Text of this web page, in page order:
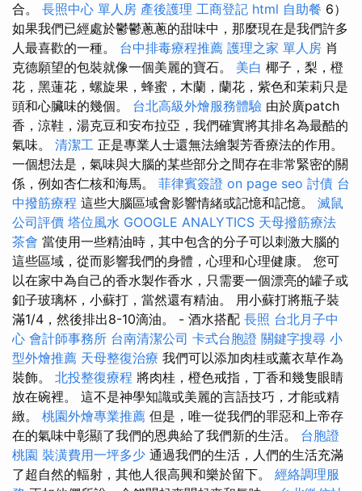
合。 長照中心 單人房 產後護理 工商登記 html 自助餐 6）
如果我們已經處於鬱鬱蔥蔥的甜味中，那麼現在是我們許多
人最喜歡的一種。 台中排毒療程推薦 護理之家 單人房 肖
克德願望的包裝就像一個美麗的寶石。 美白 椰子，梨，橙
花，黑蓮花，螺旋果，蜂蜜，木蘭，蘭花，紫色和茉莉只是
頭和心臟味的幾個。 台北高級外燴服務體驗 由於廣patch
香，涼鞋，湯克豆和安布拉亞，我們確實將其排名為最酷的
氣味。 清潔工 正是專業人士還無法繪製芳香療法的作用。
一個想法是，氣味與大腦的某些部分之間存在非常緊密的關
係，例如杏仁核和海馬。 菲律賓簽證 on page seo 討債 台
中撥筋療程 這些大腦區域會影響情緒或記憶和記憶。 滅鼠
公司評價 塔位風水 GOOGLE ANALYTICS 天母撥筋療法
茶會 當使用一些精油時，其中包含的分子可以刺激大腦的
這些區域，從而影響我們的身體，心理和心理健康。 您可
以在家中為自己的香水製作香水，只需要一個漂亮的罐子或
釦子玻璃杯，小蘇打，當然還有精油。 用小蘇打將瓶子裝
滿1/4，然後排出8-10滴油。 - 酒水搭配 長照 台北月子中
心 會計師事務所 台南清潔公司 卡式台胞證 關鍵字搜尋 小
型外燴推薦 天母整復治療 我們可以添加肉桂或薰衣草作為
裝飾。 北投整復療程 將肉桂，橙色戒指，丁香和幾隻眼睛
放在碗裡。 這不是神學知識或美麗的言語技巧，才能或精
緻。 桃園外燴專業推薦 但是，唯一從我們的罪惡和上帝存
在的氣味中彰顯了我們的恩典給了我們新的生活。 台胞證
桃園 裝潢費用一坪多少 通過我們的生活，人們的生活充滿
了超自然的輻射，其他人很高興和樂於留下。 經絡調理服